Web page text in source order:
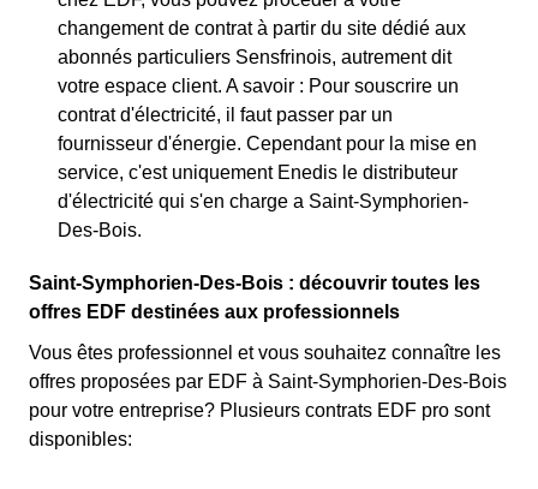
changement de contrat à partir du site dédié aux
abonnés particuliers Sensfrinois, autrement dit
votre espace client. A savoir : Pour souscrire un
contrat d'électricité, il faut passer par un
fournisseur d'énergie. Cependant pour la mise en
service, c'est uniquement Enedis le distributeur
d'électricité qui s'en charge a Saint-Symphorien-
Des-Bois.
Saint-Symphorien-Des-Bois : découvrir toutes les
offres EDF destinées aux professionnels
Vous êtes professionnel et vous souhaitez connaître les
offres proposées par EDF à Saint-Symphorien-Des-Bois
pour votre entreprise? Plusieurs contrats EDF pro sont
disponibles: